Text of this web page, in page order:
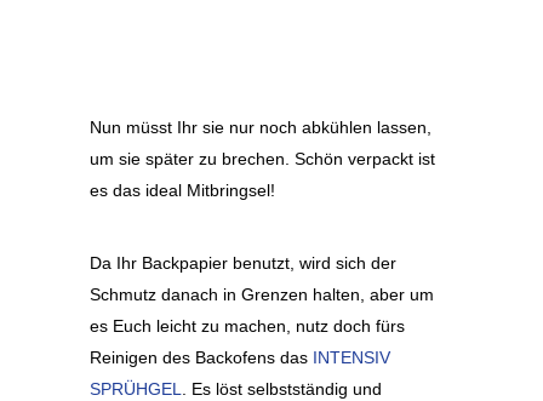
Nun müsst Ihr sie nur noch abkühlen lassen,
um sie später zu brechen. Schön verpackt ist
es das ideal Mitbringsel!
Da Ihr Backpapier benutzt, wird sich der
Schmutz danach in Grenzen halten, aber um
es Euch leicht zu machen, nutz doch fürs
Reinigen des Backofens das INTENSIV
SPRÜHGEL. Es löst selbstständig und